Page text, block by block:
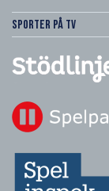
Sporter på TV